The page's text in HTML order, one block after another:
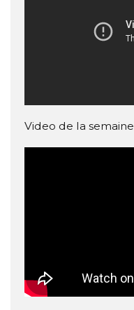
Video de la semaine